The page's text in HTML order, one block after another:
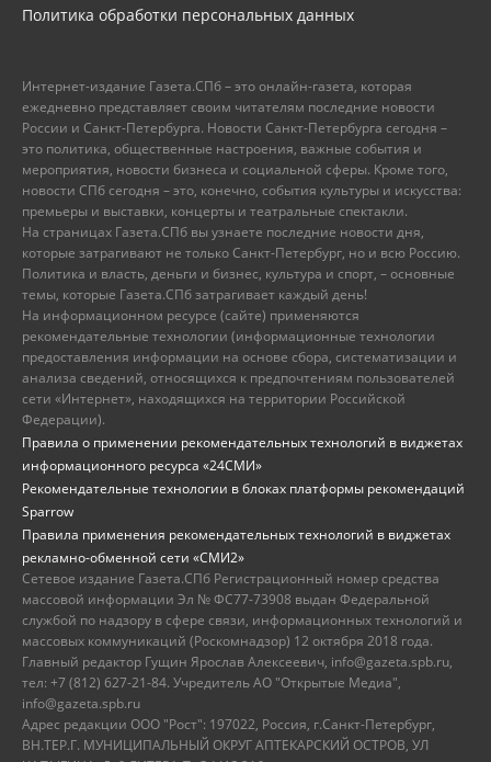
Политика обработки персональных данных
Интернет-издание Газета.СПб – это онлайн-газета, которая
ежедневно представляет своим читателям последние новости
России и Санкт-Петербурга. Новости Санкт-Петербурга сегодня –
это политика, общественные настроения, важные события и
мероприятия, новости бизнеса и социальной сферы. Кроме того,
новости СПб сегодня – это, конечно, события культуры и искусства:
премьеры и выставки, концерты и театральные спектакли.
На страницах Газета.СПб вы узнаете последние новости дня,
которые затрагивают не только Санкт-Петербург, но и всю Россию.
Политика и власть, деньги и бизнес, культура и спорт, – основные
темы, которые Газета.СПб затрагивает каждый день!
На информационном ресурсе (сайте) применяются
рекомендательные технологии (информационные технологии
предоставления информации на основе сбора, систематизации и
анализа сведений, относящихся к предпочтениям пользователей
сети «Интернет», находящихся на территории Российской
Федерации).
Правила о применении рекомендательных технологий в виджетах
информационного ресурса «24СМИ»
Рекомендательные технологии в блоках платформы рекомендаций
Sparrow
Правила применения рекомендательных технологий в виджетах
рекламно-обменной сети «СМИ2»
Сетевое издание Газета.СПб Регистрационный номер средства
массовой информации Эл № ФС77-73908 выдан Федеральной
службой по надзору в сфере связи, информационных технологий и
массовых коммуникаций (Роскомнадзор) 12 октября 2018 года.
Главный редактор Гущин Ярослав Алексеевич, info@gazeta.spb.ru,
тел: +7 (812) 627-21-84. Учредитель АО "Открытые Медиа",
info@gazeta.spb.ru
Адрес редакции ООО "Рост": 197022, Россия, г.Санкт-Петербург,
ВН.ТЕР.Г. МУНИЦИПАЛЬНЫЙ ОКРУГ АПТЕКАРСКИЙ ОСТРОВ, УЛ